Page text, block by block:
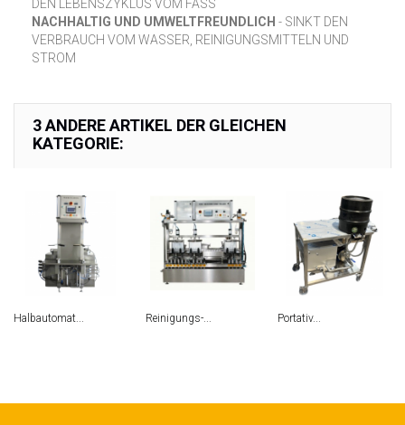
DEN LEBENSZYKLUS VOM FASS
NACHHALTIG UND UMWELTFREUNDLICH - SINKT DEN
VERBRAUCH VOM WASSER, REINIGUNGSMITTELN UND
STROM
3 ANDERE ARTIKEL DER GLEICHEN
KATEGORIE:
Halbautomat... Reinigungs-... Portativ...